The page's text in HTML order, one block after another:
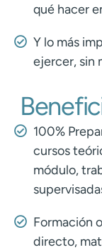
qué hacer
Y lo más
ejercer, sin
100%
cursos
módulo,
Formación
directo,